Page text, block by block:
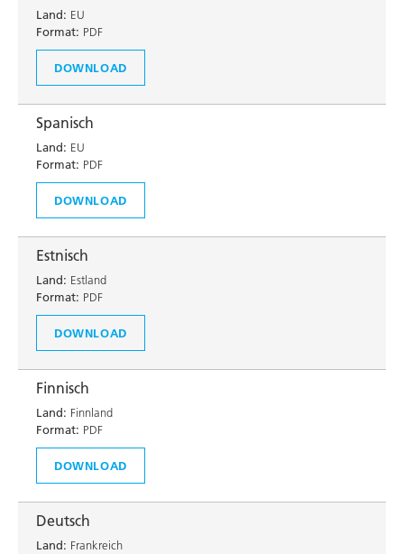
Land: EU
Format: PDF
DOWNLOAD
Spanisch
Land: EU
Format: PDF
DOWNLOAD
Estnisch
Land: Estland
Format: PDF
DOWNLOAD
Finnisch
Land: Finnland
Format: PDF
DOWNLOAD
Deutsch
Land: Frankreich